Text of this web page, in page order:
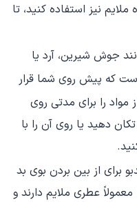
نیز استفاده کنید، تا
جوش شیرین، آرد یا
که پیش روی شما قرار
مواد را برای مدتی روی
دهید یا روی آن را با
برای از بین بردن بوی بد
عطری ملایم دارند و